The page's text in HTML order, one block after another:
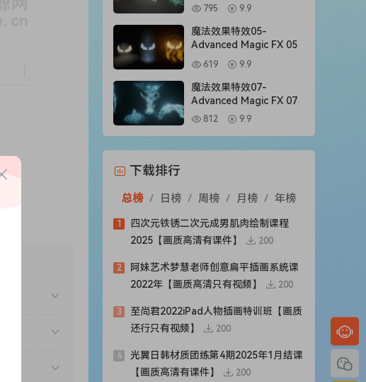
795 9.9
魔法效果特效05-
Advanced Magic FX 05
619 9.9
魔法效果特效07-
Advanced Magic FX 07
812 9.9
下载排行
总榜 / 日榜 / 周榜 / 月榜 / 年榜
1
四次元铁锈二次元成男肌肉绘制课程
2025【画质高清有课件】
200
2
阿妹艺术梦慧老师创意扁平插画系统课
2022年【画质高清只有视频】
200
3
至尚君2022iPad人物插画特训班【画质
还行只有视频】
200
4
光翼日韩材质团练第4期2025年1月结课
【画质高清有课件】
200